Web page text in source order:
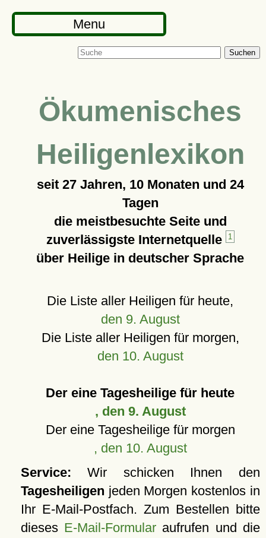
Menu
Suchen
Ökumenisches
Heiligenlexikon
seit 27 Jahren, 10 Monaten und 24
Tagen
die meistbesuchte Seite und
zuverlässigste Internetquelle
1
über Heilige in deutscher Sprache
Die Liste aller Heiligen für heute,
den 9. August
Die Liste aller Heiligen für morgen,
den 10. August
Der eine Tagesheilige für heute
, den 9. August
Der eine Tagesheilige für morgen
, den 10. August
Service: Wir schicken Ihnen den
Tagesheiligen jeden Morgen kostenlos in
Ihr E-Mail-Postfach. Zum Bestellen bitte
dieses E-Mail-Formular aufrufen und die